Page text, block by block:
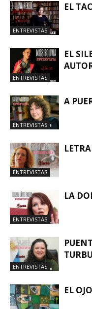
ENTREVISTAS
EL
ENTREVISTAS
EL
ENTREVISTAS
A
ENTREVISTAS
ENTREVISTAS
LA
ENTREVISTAS
EL